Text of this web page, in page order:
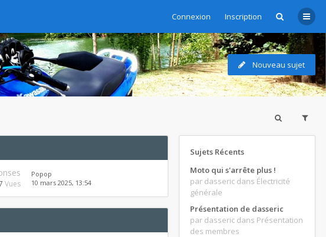
Connexion Inscription
Nouveau sujet
Vues
Popop
10 mars 2025, 13:54
Sujets Récents
Moto qui s'arrête plus !
par dasseric dans Électricité
générale
Présentation de dasseric
par dasseric dans Présentation
des membres